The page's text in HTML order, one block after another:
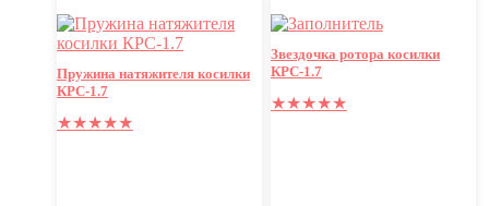
Пружина натяжителя косилки
КРС-1.7
★★★★★
Звездочка ротора косилки
КРС-1.7
★★★★★